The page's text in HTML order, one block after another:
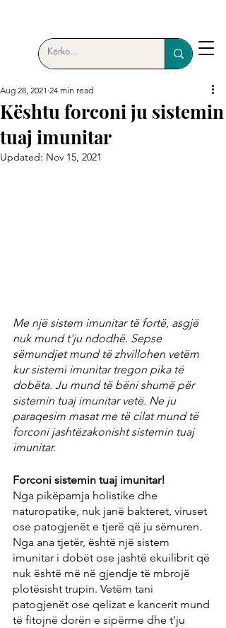
Kështu forconi ju sistemin
tuaj imunitar
Aug 28, 2021 24 min read
Updated: Nov 15, 2021
Me një sistem imunitar të fortë, asgjë
nuk mund t'ju ndodhë. Sepse
sëmundjet mund të zhvillohen vetëm
kur sistemi imunitar tregon pika të
dobëta. Ju mund të bëni shumë për
sistemin tuaj imunitar vetë. Ne ju
paraqesim masat me të cilat mund të
forconi jashtëzakonisht sistemin tuaj
imunitar.
Forconi sistemin tuaj imunitar!
Nga pikëpamja holistike dhe
naturopatike, nuk janë bakteret, viruset
ose patogjenët e tjerë që ju sëmuren.
Nga ana tjetër, është një sistem
imunitar i dobët ose jashtë ekuilibrit që
nuk është më në gjendje të mbrojë
plotësisht trupin. Vetëm tani
patogjenët ose qelizat e kancerit mund
të fitojnë dorën e sipërme dhe t'ju